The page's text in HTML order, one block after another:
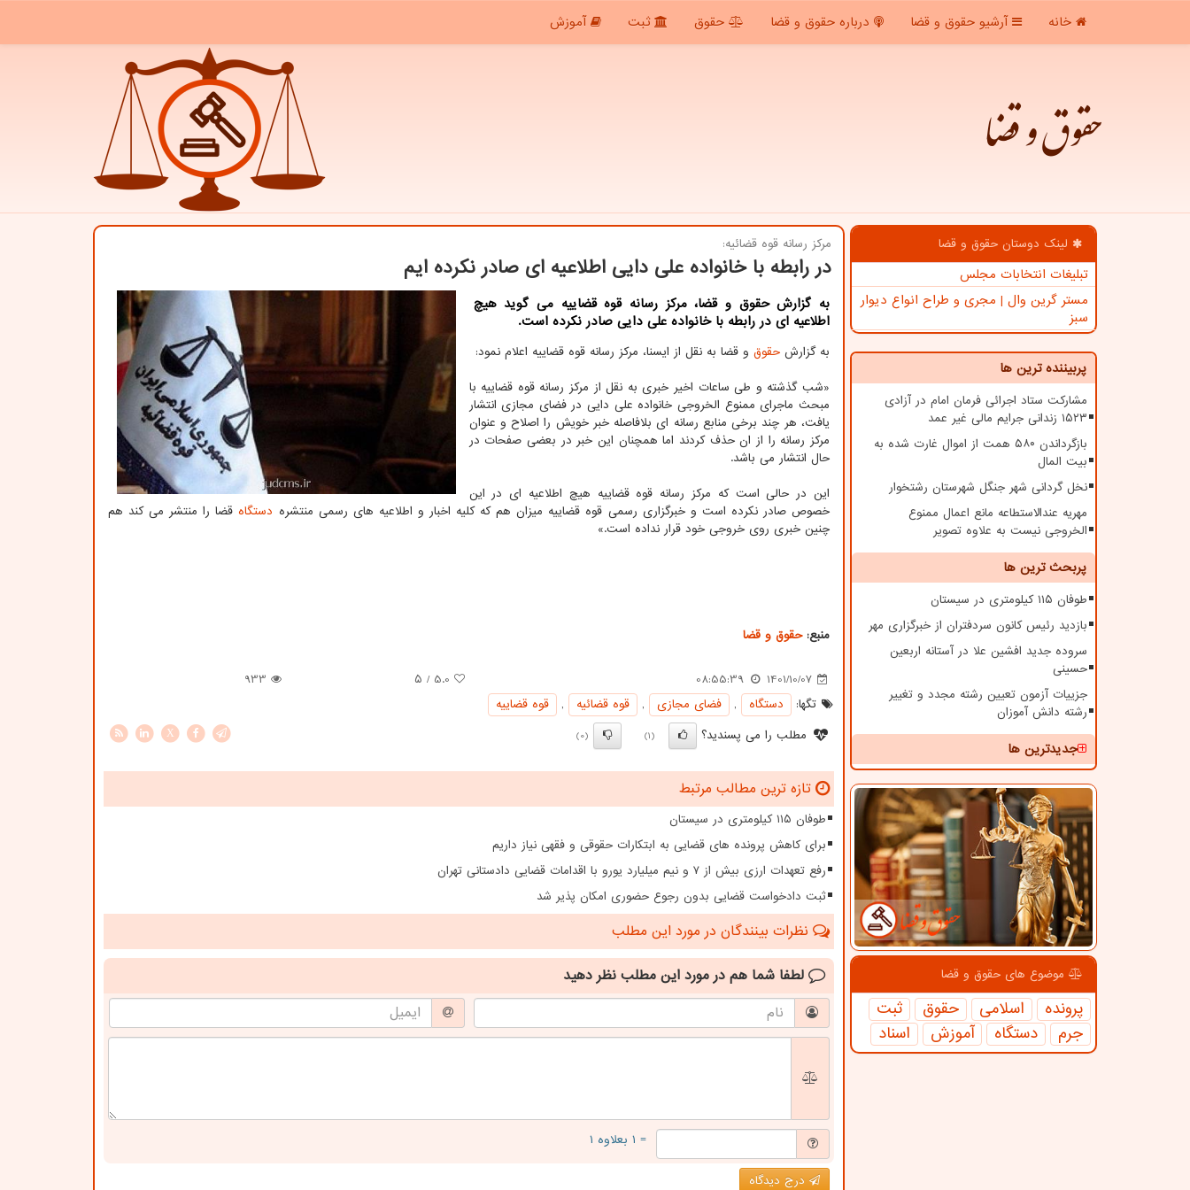
خانه آرشیو حقوق و قضا درباره حقوق و قضا حقوق ثبت آموزش
حقوق و قضا
لینک دوستان حقوق و قضا
تبلیغات انتخابات مجلس
مستر گرین وال | مجری و طراح انواع دیوار
سبز
پربیننده ترین ها
مشارکت ستاد اجرائی فرمان امام در آزادی
۱۵۲۳ زندانی جرایم مالی غیر عمد
بازگرداندن ۵۸۰ همت از اموال غارت شده به
بیت المال
نخل گردانی شهر جنگل شهرستان رشتخوار
مهریه عندالاستطاعه مانع اعمال ممنوع
الخروجی نیست به علاوه تصویر
پربحث ترین ها
طوفان ۱۱۵ کیلومتری در سیستان
بازدید رئیس کانون سردفتران از خبرگزاری مهر
سروده جدید افشین علا در آستانه اربعین
حسینی
جزییات آزمون تعیین رشته مجدد و تغییر
رشته دانش آموزان
جدیدترین ها
موضوع های حقوق و قضا
پرونده اسلامی حقوق
ثبت
جرم
دستگاه آموزش اسناد
مركز رسانه قوه قضائیه:
در رابطه با خانواده علی دایی اطلاعیه ای صادر نکرده ایم
به گزارش حقوق و قضا، مرکز رسانه قوه قضاییه می گوید هیچ
اطلاعیه ای در رابطه با خانواده علی دایی صادر نکرده است.
به گزارش حقوق و قضا به نقل از ایسنا، مرکز رسانه قوه قضاییه اعلام نمود:
«شب گذشته و طی ساعات اخیر خبری به نقل از مرکز رسانه قوه قضاییه با
مبحث ماجرای ممنوع الخروجی خانواده علی دایی در فضای مجازی انتشار
یافت، هر چند برخی منابع رسانه ای بلافاصله خبر خویش را اصلاح و عنوان
مرکز رسانه را از ان حذف کردند اما همچنان این خبر در بعضی صفحات در
حال انتشار می باشد.
این در حالی است که مرکز رسانه قوه قضاییه هیچ اطلاعیه ای در این
خصوص صادر نکرده است و خبرگزاری رسمی قوه قضاییه میزان هم که کلیه اخبار و اطلاعیه های رسمی منتشره دستگاه قضا را منتشر می کند هم
چنین خبری روی خروجی خود قرار نداده است.»
منبع:حقوق و قضا
1401/10/07
08:55:39
5.0 / ۵
933
تگها:
دستگاه , فضای مجازی , قوه قضائیه ,
قوه قضاییه
مطلب را می پسندید؟
(1)
(0)
X
تازه ترین مطالب مرتبط
طوفان ۱۱۵ کیلومتری در سیستان
برای کاهش پرونده های قضایی به ابتکارات حقوقی و فقهی نیاز داریم
رفع تعهدات ارزی بیش از ۷ و نیم میلیارد یورو با اقدامات قضایی دادستانی تهران
ثبت دادخواست قضایی بدون رجوع حضوری امکان پذیر شد
نظرات بینندگان در مورد این مطلب
لطفا شما هم در مورد این مطلب نظر دهید
= ۱ بعلاوه ۱
درج دیدگاه